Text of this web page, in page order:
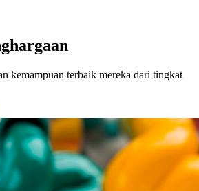
kemampuan terbaik mereka dari tingkat